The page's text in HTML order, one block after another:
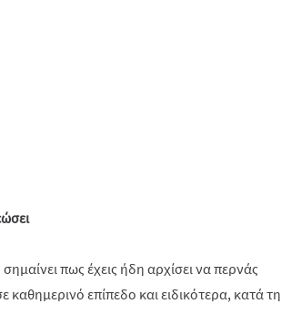
πως έχεις ήδη αρχίσει να περνάς
καθημερινό επίπεδο και ειδικότερα, κατά τη